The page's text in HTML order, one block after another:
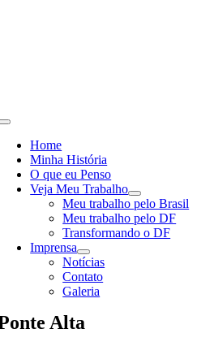
Toggle
NavigationHome
Minha História
O que eu Penso
Veja Meu Trabalho
Meu trabalho pelo Brasil
Meu trabalho pelo DF
Transformando o DF
Imprensa
Notícias
Contato
Galeria
Alta